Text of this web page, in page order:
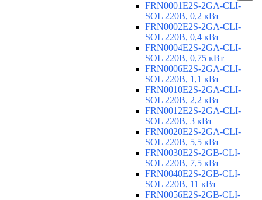
FRN0001E2S-2GA-CLI-
SOL 220В, 0,2 кВт
FRN0002E2S-2GA-CLI-
SOL 220В, 0,4 кВт
FRN0004E2S-2GA-CLI-
SOL 220В, 0,75 кВт
FRN0006E2S-2GA-CLI-
SOL 220В, 1,1 кВт
FRN0010E2S-2GA-CLI-
SOL 220В, 2,2 кВт
FRN0012E2S-2GA-CLI-
SOL 220В, 3 кВт
FRN0020E2S-2GA-CLI-
SOL 220В, 5,5 кВт
FRN0030E2S-2GB-CLI-
SOL 220В, 7,5 кВт
FRN0040E2S-2GB-CLI-
SOL 220В, 11 кВт
FRN0056E2S-2GB-CLI-